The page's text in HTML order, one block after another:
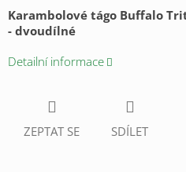
Karambolové tágo Buffalo
- dvoudílné
Detailní informace
ZEPTAT SE SDÍLET